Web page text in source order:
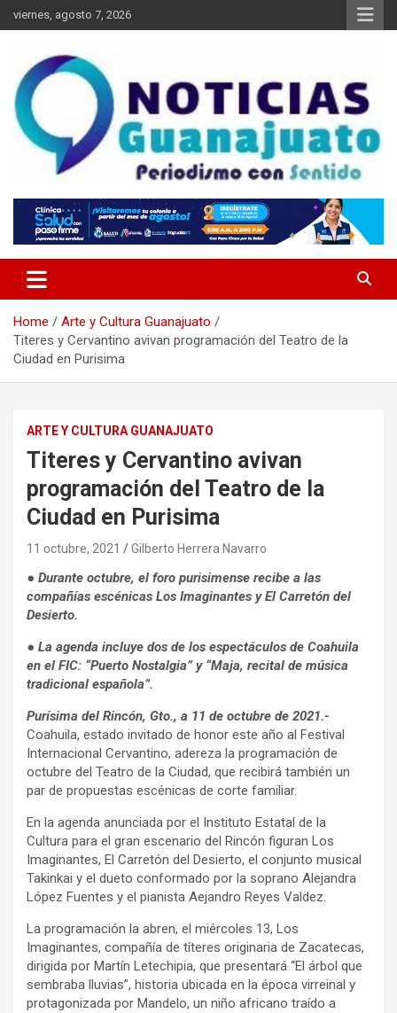
Skip
to
viernes, agosto 7, 2026
Noticias Guanajuato
Home
Arte y Cultura Guanajuato
Titeres y Cervantino avivan programación del Teatro de la
Ciudad en Purisima
ARTE Y CULTURA GUANAJUATO
Titeres y Cervantino avivan
programación del Teatro de la
Ciudad en Purisima
11 octubre, 2021 Gilberto Herrera Navarro
● Durante octubre, el foro purisimense recibe a las
compañías escénicas Los Imaginantes y El Carretón del
Desierto.
● La agenda incluye dos de los espectáculos de Coahuila
en el FIC: “Puerto Nostalgia” y “Maja, recital de música
tradicional española”.
Purísima del Rincón, Gto., a 11 de octubre de 2021.-
Coahuila, estado invitado de honor este año al Festival
Internacional Cervantino, adereza la programación de
octubre del Teatro de la Ciudad, que recibirá también un
par de propuestas escénicas de corte familiar.
En la agenda anunciada por el Instituto Estatal de la
Cultura para el gran escenario del Rincón figuran Los
Imaginantes, El Carretón del Desierto, el conjunto musical
Takinkai y el dueto conformado por la soprano Alejandra
López Fuentes y el pianista Aejandro Reyes Valdez.
La programación la abren, el miércoles 13, Los
Imaginantes, compañía de títeres originaria de Zacatecas,
dirigida por Martín Letechipia, que presentará “El árbol que
sembraba lluvias”, historia ubicada en la época virreinal y
protagonizada por Mandelo, un niño africano traído a